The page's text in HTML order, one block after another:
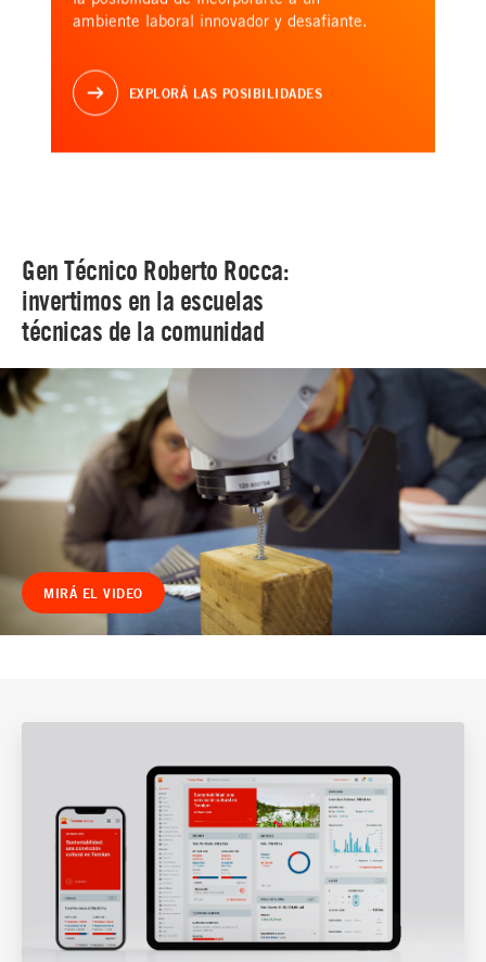
ambiente laboral innovador y desafiante.
EXPLORÁ LAS POSIBILIDADES
Gen Técnico Roberto Rocca:
invertimos en la escuelas
técnicas de la comunidad
MIRÁ EL VIDEO